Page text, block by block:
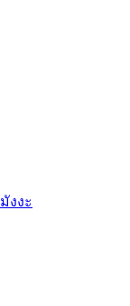
มังงะ